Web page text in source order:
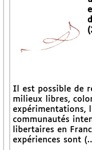
Il est possible de
milieux libres,
expérimentations,
communautés
libertaires en
expériences sont